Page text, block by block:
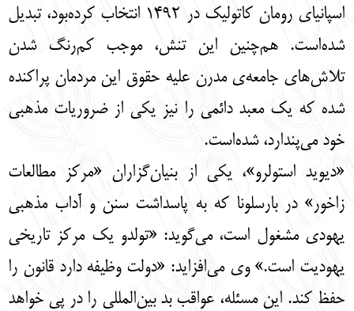
اسپانیای رومان کاتولیک در 1492 انتخاب کرده‌بود، تبدیل
شده‌است. هم‌چنین این تنش، موجب کم‌رنگ شدن
تلاش‌های جامعه‌ی مدرن علیه حقوق این مردمان پراکنده
شده که یک معبد دائمی را نیز یکی از ضروریات مذهبی
خود می‌پندارد، شده‌است.
«دیوید استولرو»، یکی از بنیان‌گزاران «مرکز مطالعات
زاخور» در بارسلونا که به پاسداشت سنن و آداب مذهبی
یهودی مشغول است، می‌گوید: «تولدو یک مرکز تاریخی
یهودیت است.» وی می‌افزاید: «دولت وظیفه دارد قانون را
حفظ کند. این مسئله، عواقب بد بین‌المللی را در پی خواهد